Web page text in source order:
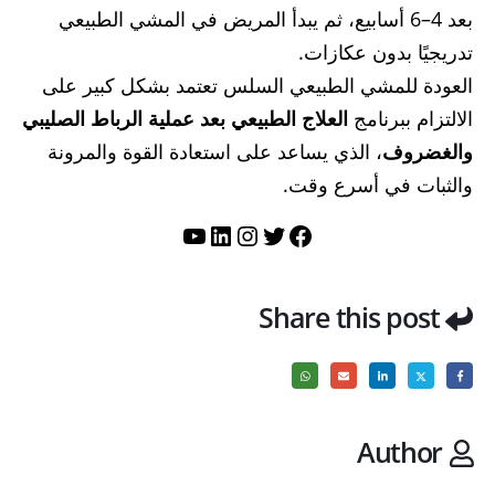
بعد 4–6 أسابيع، ثم يبدأ المريض في المشي الطبيعي
تدريجيًا بدون عكازات.
العودة للمشي الطبيعي السلس تعتمد بشكل كبير على
الالتزام ببرنامج العلاج الطبيعي بعد عملية الرباط الصليبي
والغضروف، الذي يساعد على استعادة القوة والمرونة
والثبات في أسرع وقت.
فيسبوك
تويترإنستجرام
لينكد إنيوتيوب
Share this post
Author